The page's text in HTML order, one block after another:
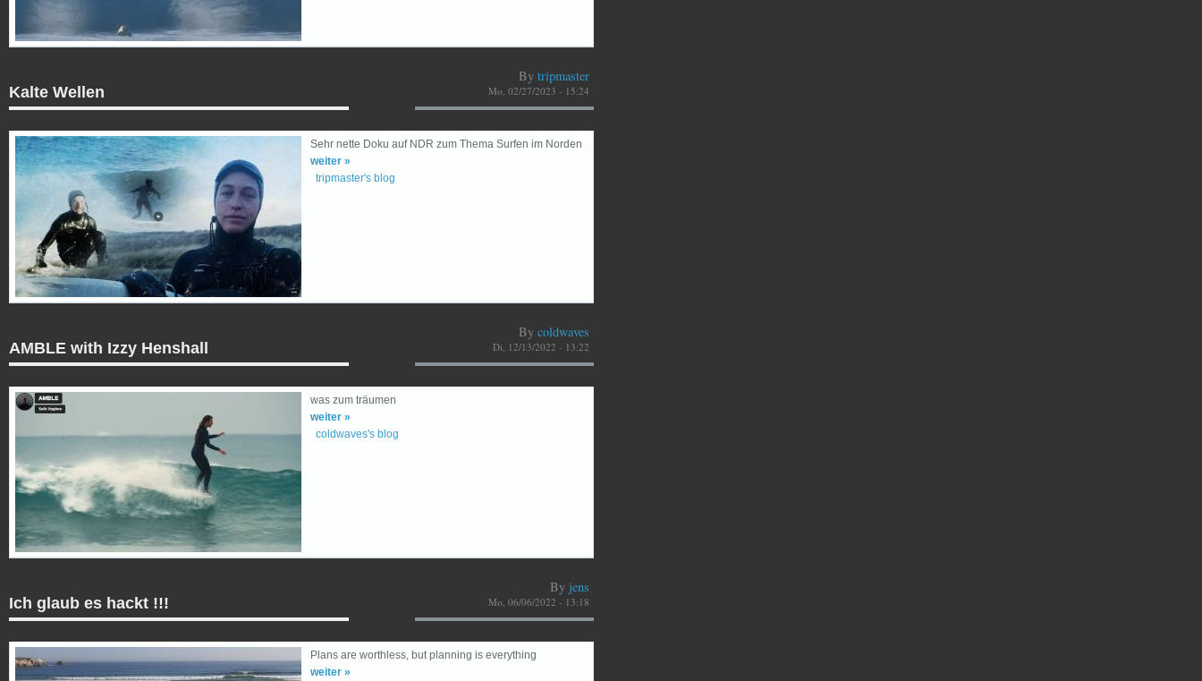
Kalte Wellen
By tripmaster
Mo, 02/27/2023 - 15:24
Sehr nette Doku auf NDR zum Thema Surfen im Norden
weiter »
tripmaster's blog
AMBLE with Izzy Henshall
By coldwaves
Di, 12/13/2022 - 13:22
was zum träumen
weiter »
coldwaves's blog
Ich glaub es hackt !!!
By jens
Mo, 06/06/2022 - 13:18
Plans are worthless, but planning is everything
weiter »